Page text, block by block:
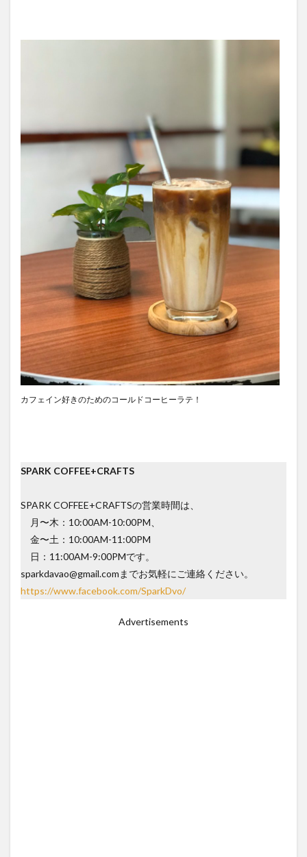
カフェイン好きのためのコールドコーヒーラテ！
SPARK COFFEE+CRAFTS
SPARK COFFEE+CRAFTSの営業時間は、
月〜木：10:00AM-10:00PM、
金〜土：10:00AM-11:00PM
日：11:00AM-9:00PMです。
sparkdavao@gmail.comまでお気軽にご連絡ください。
https://www.facebook.com/SparkDvo/
Advertisements